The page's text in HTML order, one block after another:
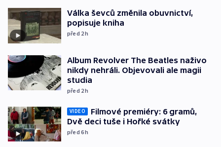
Válka ševců změnila obuvnictví,
popisuje kniha
před 2h
Album Revolver The Beatles naživo
nikdy nehráli. Objevovali ale magii
studia
před 2h
VIDEO
Filmové premiéry: 6 gramů,
Dvě deci tuše i Hořké svátky
před 6h